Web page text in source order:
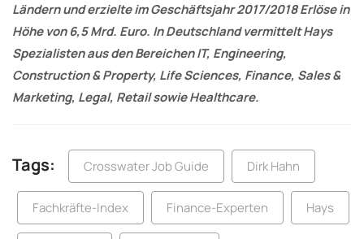
Ländern und erzielte im Geschäftsjahr 2017/2018 Erlöse in
Höhe von 6,5 Mrd. Euro. In Deutschland vermittelt Hays
Spezialisten aus den Bereichen IT, Engineering,
Construction & Property, Life Sciences, Finance, Sales &
Marketing, Legal, Retail sowie Healthcare.
Tags: Crosswater Job Guide Dirk Hahn
Fachkräfte-Index Finance-Experten Hays